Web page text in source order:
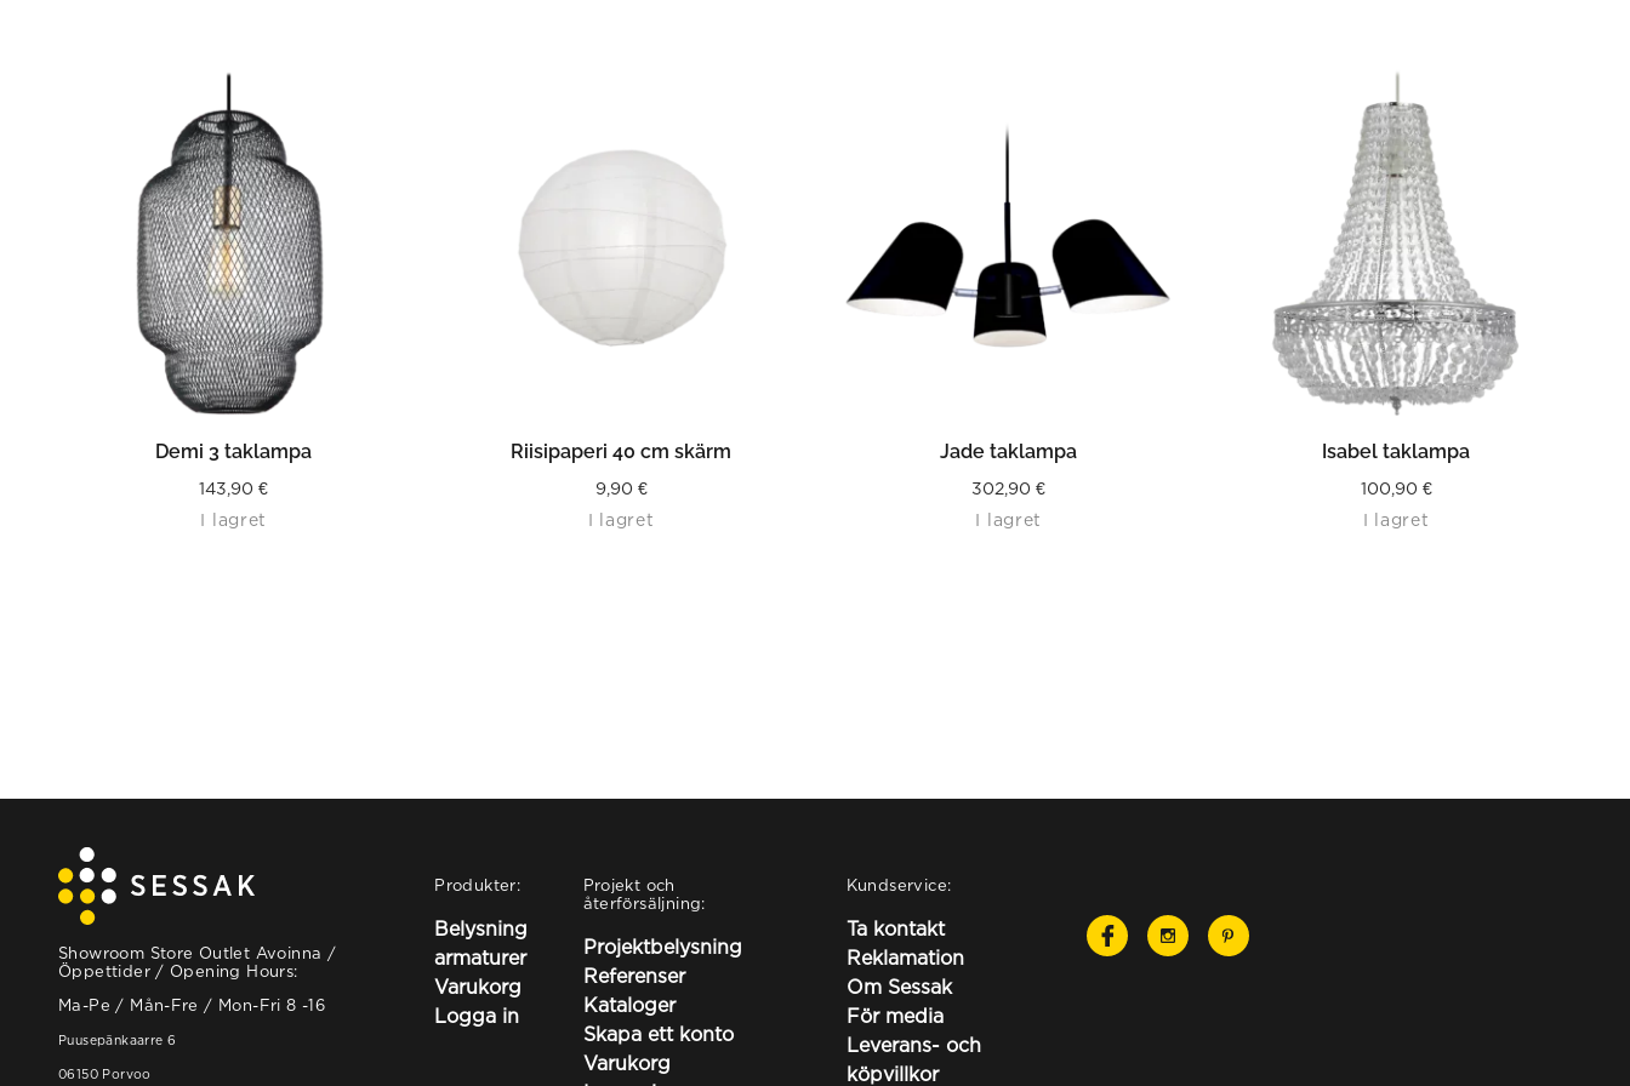
LÄS MER
Demi 3 taklampa
143,90€
I lagret
LÄS MER
Riisipaperi 40 cm skärm
9,90 €
I lagret
LÄS MER
Jade taklampa
302,90€
I lagret
LÄS MER
Isabel taklampa
100,90 €
I lagret
Showroom Store Outlet Avoinna /
Öppettider / Opening Hours:
Ma-Pe / Mån-Fre / Mon-Fri 8 -16
Puusepänkaarre 6
06150 Porvoo
Produkter:
Belysning
armaturer
Varukorg
Logga in
Projekt och
återförsäljning:
Projektbelysning
Referenser
Kataloger
Skapa ett konto
Varukorg
Kundservice:
Ta kontakt
Reklamation
Om Sessak
För media
Leverans- och
köpvillkor